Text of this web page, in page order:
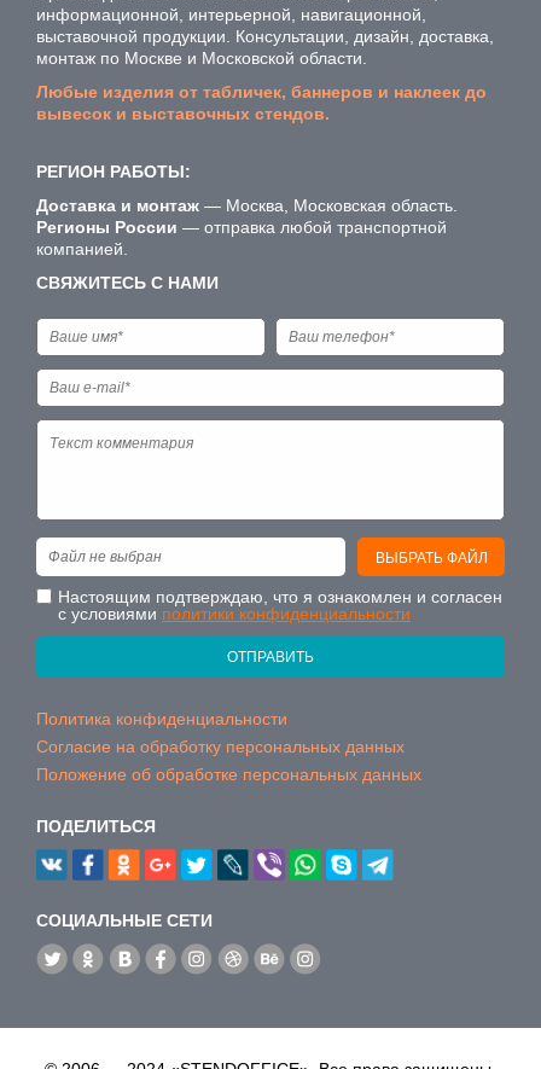
информационной, интерьерной, навигационной,
выставочной продукции. Консультации, дизайн, доставка,
монтаж по Москве и Московской области.
Любые изделия от табличек, баннеров и наклеек до
вывесок и выставочных стендов.
РЕГИОН РАБОТЫ:
Доставка и монтаж — Москва, Московская область.
Регионы России — отправка любой транспортной
компанией.
СВЯЖИТЕСЬ С НАМИ
ВЫБРАТЬ ФАЙЛ
Файл не выбран
Настоящим подтверждаю, что я ознакомлен и согласен
с условиями политики конфиденциальности
ОТПРАВИТЬ
Политика конфиденциальности
Согласие на обработку персональных данных
Положение об обработке персональных данных
ПОДЕЛИТЬСЯ
CОЦИАЛЬНЫЕ СЕТИ